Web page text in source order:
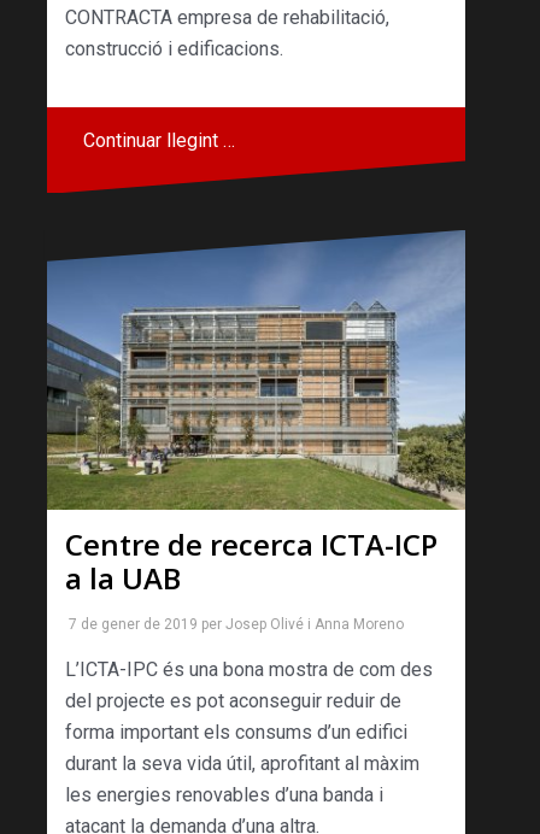
CONTRACTA empresa de rehabilitació,
construcció i edificacions.
Continuar llegint …
Centre de recerca ICTA-ICP
a la UAB
7 de gener de 2019 per Josep Olivé i Anna Moreno
L’ICTA-IPC és una bona mostra de com des
del projecte es pot aconseguir reduir de
forma important els consums d’un edifici
durant la seva vida útil, aprofitant al màxim
les energies renovables d’una banda i
atacant la demanda d’una altra.